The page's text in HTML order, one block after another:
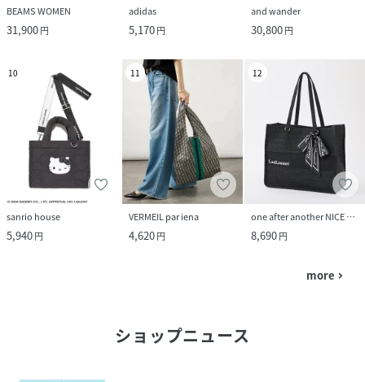
BEAMS WOMEN
31,900円
adidas
5,170円
and wander
30,800円
10
sanrio house
5,940円
11
VERMEIL par iena
4,620円
12
one after another NICE CLAUP
8,690円
more navigate_next
ショップニュース